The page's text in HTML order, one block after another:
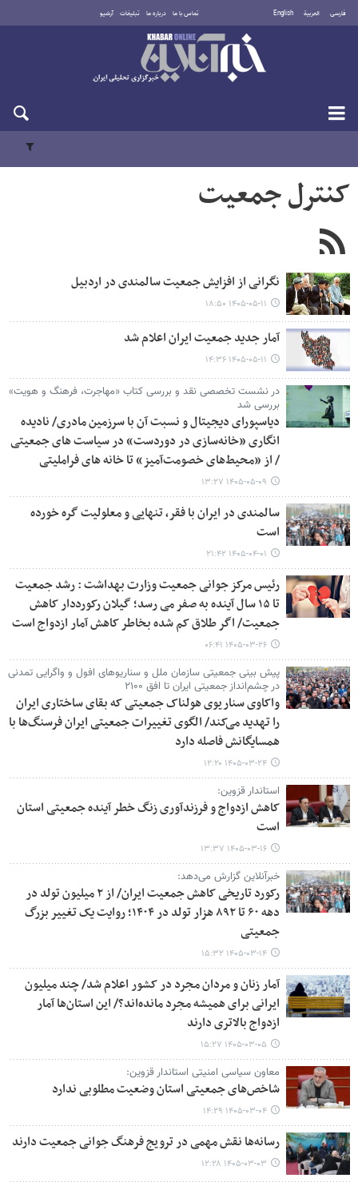
فارسی العربية English تماس با ما درباره ما تبلیغات آرشیو
یکشنبه ۱۸ مرداد ۱۴۰۵
کنترل جمعیت
نگرانی از افزایش جمعیت سالمندی در اردبیل
۱۴۰۵-۰۵-۱۱ ۱۸:۵۰
آمار جدید جمعیت ایران اعلام شد
۱۴۰۵-۰۵-۱۱ ۱۴:۳۶
در نشست تخصصی نقد و بررسی کتاب «مهاجرت، فرهنگ و هویت»
بررسی شد
دیاسپورای دیجیتال و نسبت آن با سرزمین مادری/ نادیده
انگاری «خانه‌سازی در دوردست» در سیاست های جمعیتی
/ از «محیط‌های خصومت‌آمیز» تا خانه های فراملیتی
۱۴۰۵-۰۵-۰۹ ۱۳:۲۷
سالمندی در ایران با فقر، تنهایی و معلولیت گره خورده
است
۱۴۰۵-۰۴-۰۱ ۲۱:۴۲
رئیس مرکز جوانی جمعیت وزارت بهداشت : رشد جمعیت
تا ۱۵ سال آینده به صفر می رسد؛ گیلان رکورددار کاهش
جمعیت/ اگر طلاق کم شده بخاطر کاهش آمار ازدواج است
۱۴۰۵-۰۳-۲۶ ۰۶:۴۱
پیش بینی جمعیتی سازمان ملل و سناریوهای افول و واگرایی تمدنی
در چشم‌انداز جمعیتی ایران تا افق ۲۱۰۰
واکاوی سناریوی هولناک جمعیتی که بقای ساختاری ایران
را تهدید می‌کند/ الگوی تغییرات جمعیتی ایران فرسنگ‌ها با
همسایگانش فاصله دارد
۱۴۰۵-۰۳-۲۴ ۱۲:۲۰
استاندار قزوین:
کاهش ازدواج و فرزندآوری زنگ خطر آینده جمعیتی استان
است
۱۴۰۵-۰۳-۱۶ ۱۳:۳۷
خبرآنلاین گزارش می‌دهد:
رکورد تاریخی کاهش جمعیت ایران/ از ۲ میلیون تولد در
دهه ۶۰ تا ۸۹۲ هزار تولد در ۱۴۰۴؛ روایت یک تغییر بزرگ
جمعیتی
۱۴۰۵-۰۳-۱۴ ۱۵:۳۲
آمار زنان و مردان مجرد در کشور اعلام شد/ چند میلیون
ایرانی برای همیشه مجرد مانده‌اند؟/ این استان‌ها آمار
ازدواج بالاتری دارند
۱۴۰۵-۰۳-۰۵ ۱۵:۲۷
معاون سیاسی امنیتی استاندار قزوین:
شاخص‌های جمعیتی استان وضعیت مطلوبی ندارد
۱۴۰۵-۰۳-۰۴ ۱۴:۲۹
رسانه‌ها نقش مهمی در ترویج فرهنگ جوانی جمعیت دارند
۱۴۰۵-۰۳-۰۳ ۱۲:۲۸